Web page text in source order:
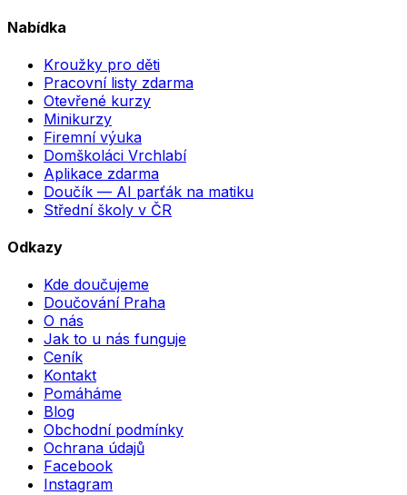
Nabídka
Kroužky pro děti
Pracovní listy zdarma
Otevřené kurzy
Minikurzy
Firemní výuka
Domškoláci Vrchlabí
Aplikace zdarma
Doučík — AI parťák na matiku
Střední školy v ČR
Odkazy
Kde doučujeme
Doučování Praha
O nás
Jak to u nás funguje
Ceník
Kontakt
Pomáháme
Blog
Obchodní podmínky
Ochrana údajů
Facebook
Instagram